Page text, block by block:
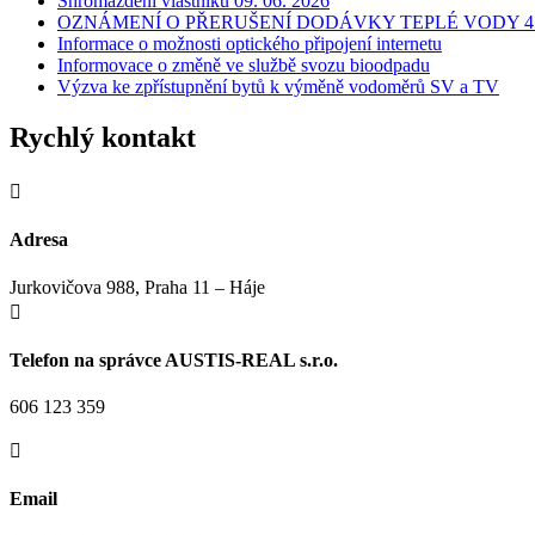
OZNÁMENÍ O PŘERUŠENÍ DODÁVKY TEPLÉ VODY
Informace o možnosti optického připojení internetu
Informovace o změně ve službě svozu bioodpadu
Výzva ke zpřístupnění bytů k výměně vodoměrů SV a TV
Rychlý kontakt

Adresa
Jurkovičova 988, Praha 11 – Háje

Telefon na správce AUSTIS-REAL s.r.o.
606 123 359

Email